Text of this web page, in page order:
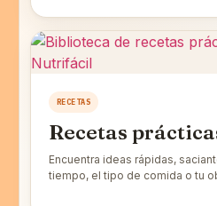
RECETAS
Recetas
Encuentra ideas rápidas,
tiempo, el tipo de comida o tu